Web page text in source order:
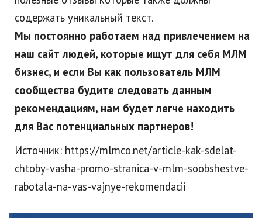
содержать уникальный текст.
Мы постоянно работаем над привлечением на
наш сайт людей, которые ищут для себя МЛМ
бизнес, и если Вы как пользователь МЛМ
сообщества будите следовать данным
рекомендациям, нам будет легче находить
для Вас потенциальных партнеров!
Источник: https://mlmco.net/article-kak-sdelat-
chtoby-vasha-promo-stranica-v-mlm-soobshestve-
rabotala-na-vas-vajnye-rekomendacii